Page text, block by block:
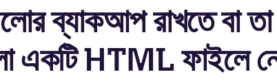
ব্যাকআপ রাখতে বা তা
একটি HTML ফাইলে